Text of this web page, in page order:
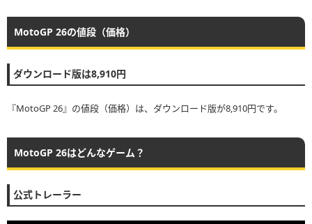
MotoGP 26の値段（価格）
ダウンロード版は8,910円
『MotoGP 26』の値段（価格）は、ダウンロード版が8,910円です。
MotoGP 26はどんなゲーム？
公式トレーラー